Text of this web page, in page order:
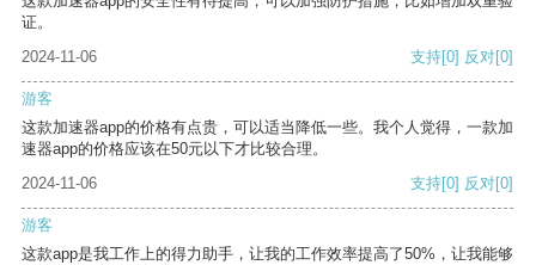
证。
2024-11-06
支持[0] 反对[0]
游客
这款加速器app的价格有点贵，可以适当降低一些。我个人觉得，一款加
速器app的价格应该在50元以下才比较合理。
2024-11-06
支持[0] 反对[0]
游客
这款app是我工作上的得力助手，让我的工作效率提高了50%，让我能够